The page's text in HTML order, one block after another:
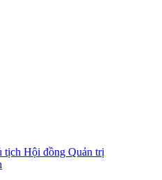
tịch Hội đồng Quản trị